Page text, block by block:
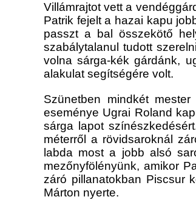
Villámrajtot vett a
Patrik fejelt a hazai kapu
passzt a bal összekötő
szabálytalanul tudott
volna sárga-kék gárdánk,
alakulat segítségére volt.
Szünetben mindkét
eseménye Ugrai Roland
sárga lapot
méterről a rövidsaroknál
labda most a jobb alsó
mezőnyfölényünk, amikor
záró pillanatokban Piscsur
Márton nyerte.